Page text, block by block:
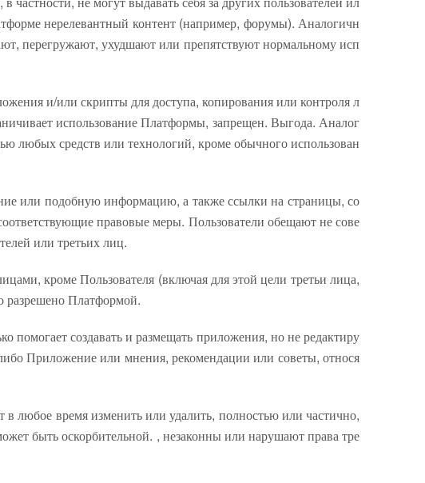
нерелевантный контент (например, форумы). Аналогичн
перегружают, ухудшают или препятствуют нормальному исп
и/или скрипты для доступа, копирования или контроля л
использование Платформы, запрещен. Выгода. Аналог
любых средств или технологий, кроме обычного использован
или подобную информацию, а также ссылки на страницы, со
правовые меры. Пользователи обещают не сове
или третьих лиц.
кроме Пользователя (включая для этой цели третьи лица,
разрешено Платформой.
помогает создавать и размещать приложения, но не редактиру
Приложение или мнения, рекомендации или советы, относя
любое время изменить или удалить, полностью или частично,
быть оскорбительной. , незаконны или нарушают права тре